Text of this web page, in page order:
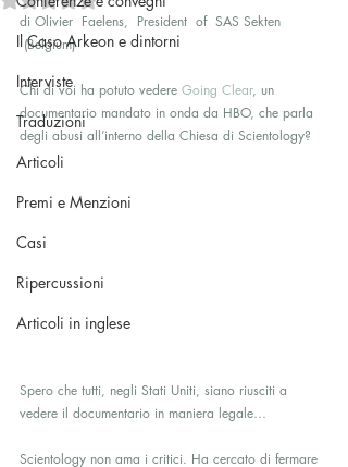
Il Caso Arkeon e dintorni
Interviste
Traduzioni
Articoli
Premi e Menzioni
Casi
Ripercussioni
Articoli in inglese
di Olivier  Faelens,  President  of  SAS Sekten
(Belgium)
Chi di voi ha potuto vedere Going Clear, un
documentario mandato in onda da HBO, che parla
degli abusi all’interno della Chiesa di Scientology?
Spero che tutti, negli Stati Uniti, siano riusciti a
vedere il documentario in maniera legale…
Scientology non ama i critici. Ha cercato di fermare